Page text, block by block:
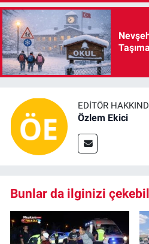
EDITÖR
Özlem Ekici
Bunlar da ilginizi